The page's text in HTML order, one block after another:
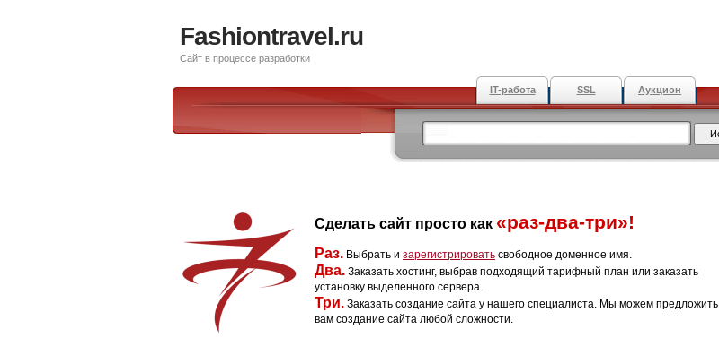
Fashiontravel.ru
Сайт в процессе разработки
IT-работа SSL Аукцион
Сделать сайт просто как «раз-два-три»!
Раз. Выбрать и зарегистрировать свободное доменное имя.
Два. Заказать хостинг, выбрав подходящий тарифный план или заказать
установку выделенного сервера.
Три. Заказать создание сайта у нашего специалиста. Мы можем предложить
вам создание сайта любой сложности.